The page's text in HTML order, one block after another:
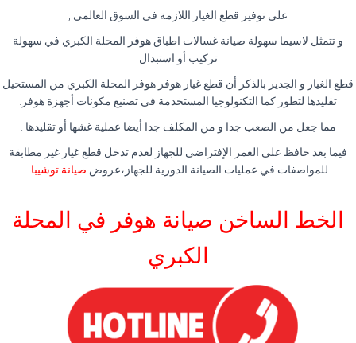
علي توفير قطع الغيار اللازمة في السوق العالمي ,
و تتمثل لاسيما سهولة صيانة غسالات اطباق هوفر المحلة الكبري في سهولة
تركيب أو استبدال
قطع الغيار و الجدير بالذكر أن قطع غيار هوفر هوفر المحلة الكبري من المستحيل
تقليدها لتطور كما التكنولوجيا المستخدمة في تصنيع مكونات أجهزة هوفر.
مما جعل من الصعب جدا و من المكلف جدا أيضا عملية غشها أو تقليدها .
فيما بعد حافظ علي العمر الإفتراضي للجهاز لعدم تدخل قطع غيار غير مطابقة
للمواصفات في عمليات الصيانة الدورية للجهاز،عروض صيانة توشيبا
الخط الساخن صيانة هوفر في المحلة
الكبري